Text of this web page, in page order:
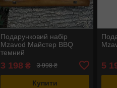
Подарунковий набір
Mzavod Майстер BBQ
темний
3 198₴ 3 998 ₴
Купити
5